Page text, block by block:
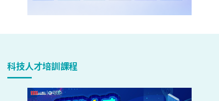
科技人才培訓課程